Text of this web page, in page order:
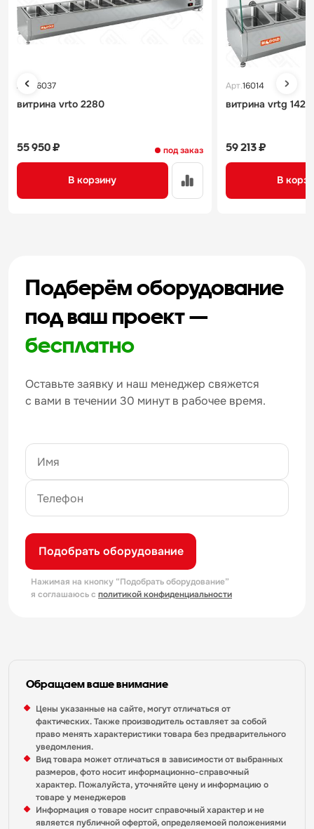
Арт. 16037
витрина vrto 2280
под заказ
55 950 ₽
В корзину
Арт.16014
витрина vrtg 1425
59 213 ₽
В
Подберём оборудование
под ваш проект —
бесплатно
Оставьте заявку и наш менеджер свяжется
с вами в течении 30 минут в рабочее время.
Подобрать оборудование
Нажимая на кнопку “Подобрать оборудование”
я соглашаюсь с политикой конфиденциальности
Обращаем ваше внимание
Цены указанные на сайте, могут отличаться от
фактических. Также производитель оставляет за собой
право менять характеристики товара без предварительного
уведомления.
Вид товара может отличаться в зависимости от выбранных
размеров, фото носит информационно-справочный
характер. Пожалуйста, уточняйте цену и информацию о
товаре у менеджеров
Информация о товаре носит справочный характер и не
является публичной офертой, определяемоей положениями